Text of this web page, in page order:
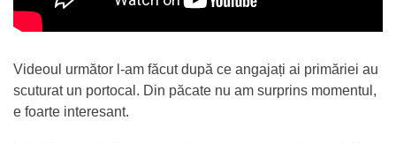
Videoul următor l-am făcut după ce angajați ai primăriei au
scuturat un portocal. Din păcate nu am surprins momentul,
e foarte interesant.